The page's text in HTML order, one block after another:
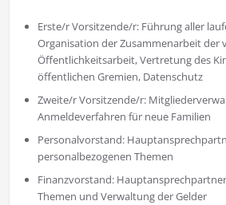
Erste/r Vorsitzende/r: Führung aller
Organisation der Zusammenarbeit der
Öffentlichkeitsarbeit, Vertretung des
öffentlichen Gremien, Datenschutz
Zweite/r Vorsitzende/r:
Anmeldeverfahren für neue Familien
Personalvorstand:
personalbezogenen Themen
Finanzvorstand:
Themen und Verwaltung der Gelder